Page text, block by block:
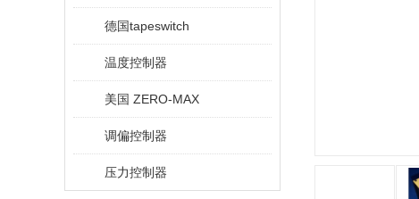
德国tapeswitch
温度控制器
美国 ZERO-MAX
调偏控制器
压力控制器